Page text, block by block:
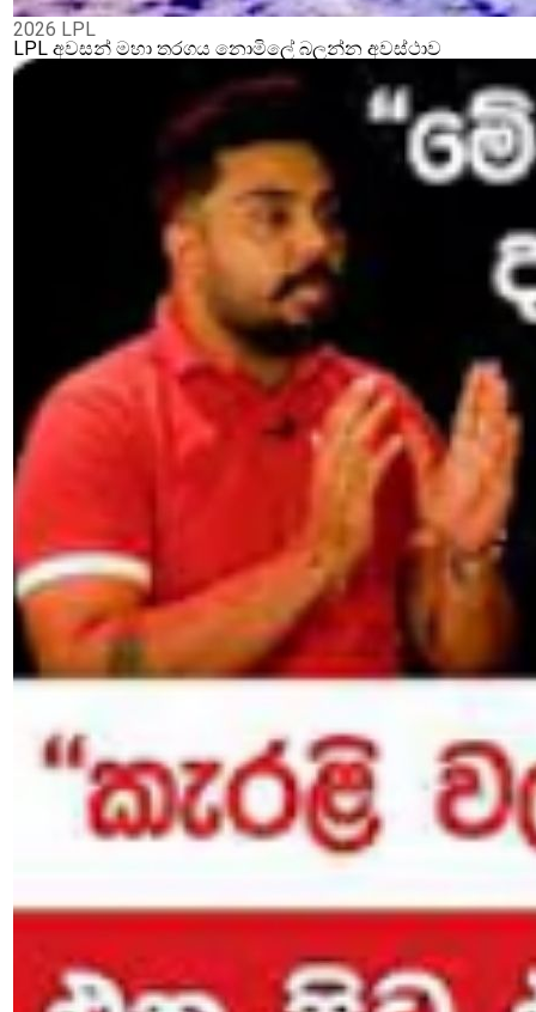
2026 LPL
LPL අවසන් මහා තරගය නොමිලේ බලන්න අවස්ථාව